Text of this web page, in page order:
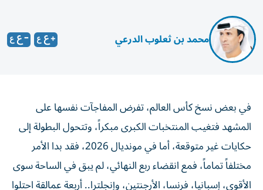
محمد بن ثعلوب الدرعي
في بعض نسخ كأس العالم، تفرض المفاجآت نفسها على
المشهد فتغيب المنتخبات الكبرى مبكراً، وتتحول البطولة إلى
حكايات غير متوقعة، أما في مونديال 2026، فقد بدا الأمر
مختلفاً تماماً، فمع انقضاء ربع النهائي، لم يبق في الساحة سوى
الأقوى، إسبانيا، فرنسا، الأرجنتين، وإنجلترا.. أربعة عمالقة احتلوا